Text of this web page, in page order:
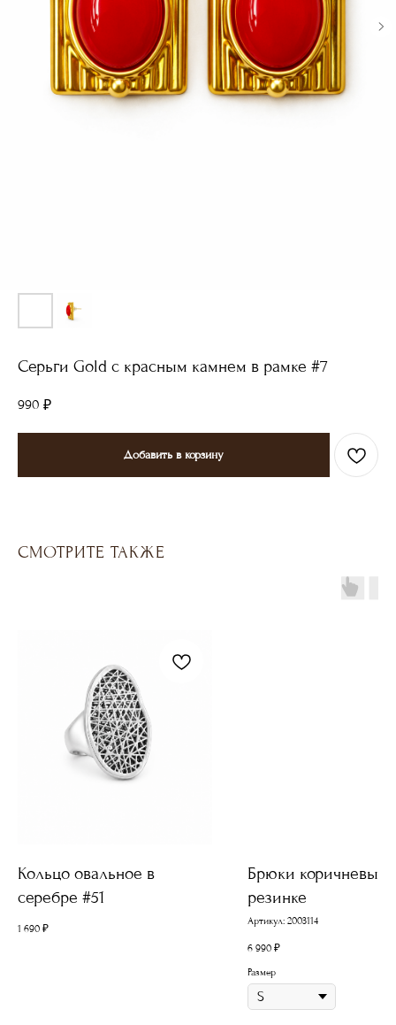
Серьги Gold с красным камнем в рамке #7
990 ₽
Добавить в корзину
СМОТРИТЕ ТАКЖЕ
Кольцо овальное в
серебре #51
1 690 ₽
Брюки коричневые
резинке
Артикул: 2003114
6 990 ₽
Размер